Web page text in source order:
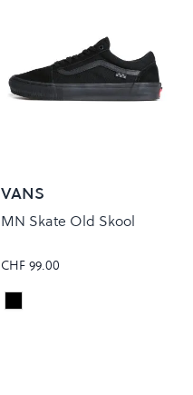
VANS
MN Skate Old Skool
CHF 99.00
Colour
Black/Black